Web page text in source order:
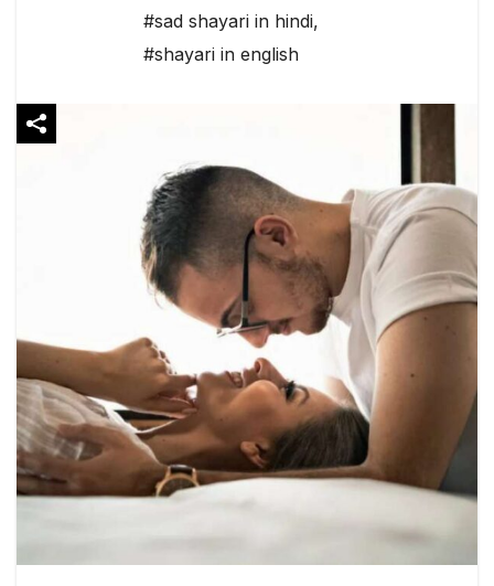
#sad shayari in hindi,
#shayari in english